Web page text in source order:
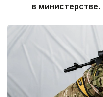
в министерстве.